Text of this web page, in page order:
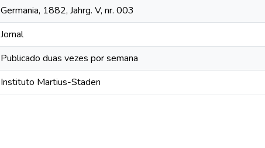
Germania, 1882, Jahrg. V, nr. 003
Jornal
Publicado duas vezes por semana
Instituto Martius-Staden